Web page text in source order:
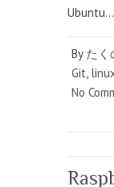
Ubuntu…
By たく
Git,
No